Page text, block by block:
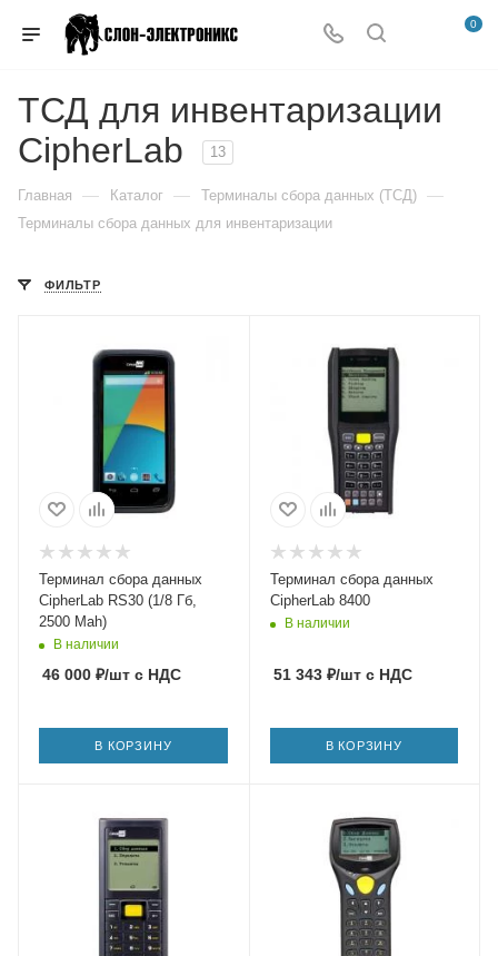
0
ТСД для инвентаризации
CipherLab
13
Главная — Каталог — Терминалы сбора данных (ТСД) —
Терминалы сбора данных для инвентаризации
ФИЛЬТР
Терминал сбора данных
CipherLab RS30 (1/8 Гб,
2500 Mah)
В наличии
46 000 ₽/шт с НДС
В КОРЗИНУ
Терминал сбора данных
CipherLab 8400
В наличии
51 343₽/штс НДС
В КОРЗИНУ